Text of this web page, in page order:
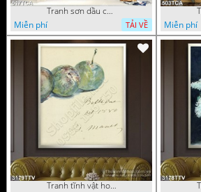
Tranh sơn dầu chú nai trong vườn hoa decor tường in uv
Miễn phí
TẢI VỀ
Miễn phí
Tranh tĩnh vật hoa quả sơn dầu dán tường đẹp